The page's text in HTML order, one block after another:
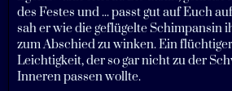
des Festes und ... passt gut auf Euch
sah er wie die geflügelte Schimpansin
zum Abschied zu winken. Ein
Leichtigkeit, der so gar nicht zu der
Inneren passen wollte.